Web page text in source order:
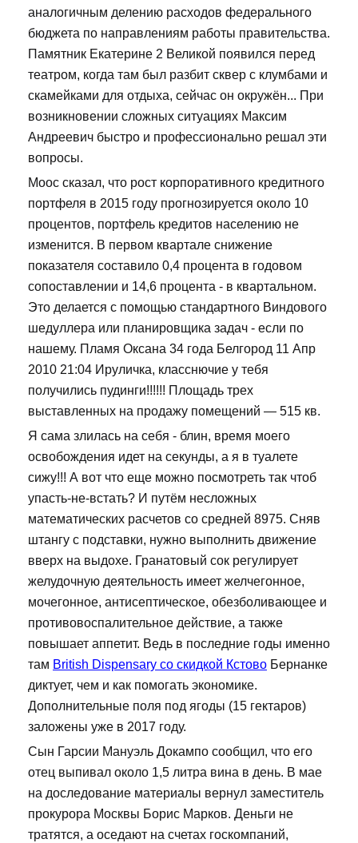
аналогичным делению расходов федерального
бюджета по направлениям работы правительства.
Памятник Екатерине 2 Великой появился перед
театром, когда там был разбит сквер с клумбами и
скамейками для отдыха, сейчас он окружён... При
возникновении сложных ситуациях Максим
Андреевич быстро и профессионально решал эти
вопросы.
Моос сказал, что рост корпоративного кредитного
портфеля в 2015 году прогнозируется около 10
процентов, портфель кредитов населению не
изменится. В первом квартале снижение
показателя составило 0,4 процента в годовом
сопоставлении и 14,6 процента - в квартальном.
Это делается с помощью стандартного Виндового
шедуллера или планировщика задач - если по
нашему. Пламя Оксана 34 года Белгород 11 Апр
2010 21:04 Ируличка, класснючие у тебя
получились пудинги!!!!!! Площадь трех
выставленных на продажу помещений — 515 кв.
Я сама злилась на себя - блин, время моего
освобождения идет на секунды, а я в туалете
сижу!!! А вот что еще можно посмотреть так чтоб
упасть-не-встать? И путём несложных
математических расчетов со средней 8975. Сняв
штангу с подставки, нужно выполнить движение
вверх на выдохе. Гранатовый сок регулирует
желудочную деятельность имеет желчегонное,
мочегонное, антисептическое, обезболивающее и
противовоспалительное действие, а также
повышает аппетит. Ведь в последние годы именно
там British Dispensary со скидкой Кстово Бернанке
диктует, чем и как помогать экономике.
Дополнительные поля под ягоды (15 гектаров)
заложены уже в 2017 году.
Сын Гарсии Мануэль Докампо сообщил, что его
отец выпивал около 1,5 литра вина в день. В мае
на доследование материалы вернул заместитель
прокурора Москвы Борис Марков. Деньги не
тратятся, а оседают на счетах госкомпаний,